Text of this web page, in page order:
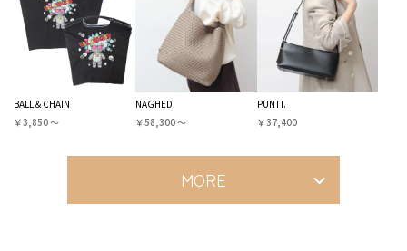
BALL＆CHAIN
￥3,850 〜
NAGHEDI
￥58,300 〜
PUNTI.
￥37,400
MORE